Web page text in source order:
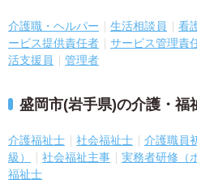
介護職・ヘルパー 生活相談員 看
ービス提供責任者
サービス管理責
活支援員
管理者
盛岡市(岩手県)の介護・福
介護福祉士 社会福祉士
介護職員
級）
社会福祉主事 実務者研修（
福祉士